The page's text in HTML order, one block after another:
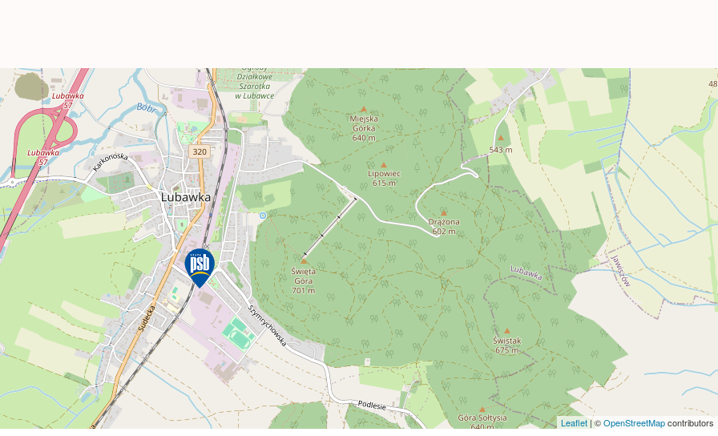
Leaflet| ©OpenStreetMapcontributors